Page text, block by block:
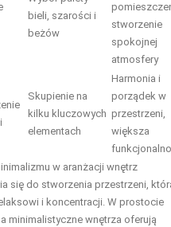
bieli, szarości i
beżów
stworzenie
spokojnej
atmosfery
Skupienie na
kilku kluczowych
elementach
Harmonia i
porządek w
przestrzeni,
większa
w aranżacji wnętrz
się do stworzenia przestrzeni,
i koncentracji. W prostocie
a minimalistyczne wnętrza oferują